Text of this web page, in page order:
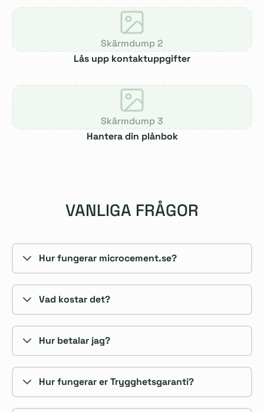
Skärmdump 2
Lås upp kontaktuppgifter
Skärmdump 3
Hantera din plånbok
VANLIGA FRÅGOR
Hur fungerar microcement.se?
Vad kostar det?
Hur betalar jag?
Hur fungerar er Trygghetsgaranti?